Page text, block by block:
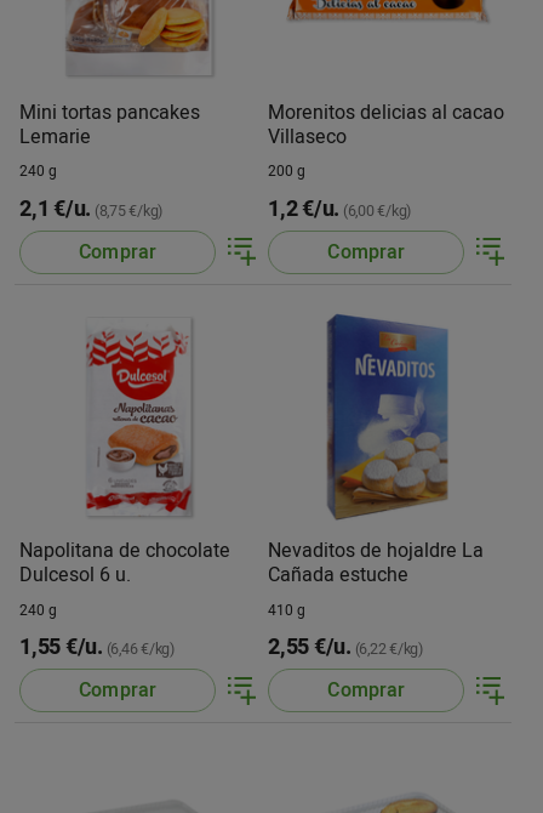
Mini tortas pancakes
Lemarie
240 g
2,1 €/u. (8,75 €/kg)
Comprar
Morenitos delicias al cacao
Villaseco
200 g
1,2 €/u. (6,00 €/kg)
Comprar
Napolitana de chocolate
Dulcesol 6 u.
240 g
1,55 €/u. (6,46 €/kg)
Comprar
Nevaditos de hojaldre La
Cañada estuche
410 g
2,55 €/u. (6,22 €/kg)
Comprar